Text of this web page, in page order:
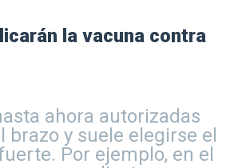
la vacuna contra
ahora autorizadas
brazo y suele elegirse el
Por ejemplo, en el